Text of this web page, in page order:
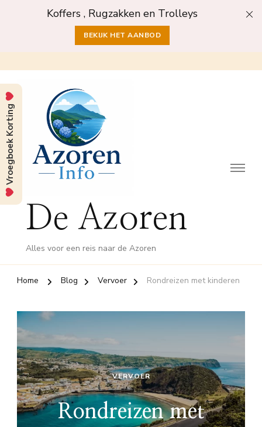
Koffers , Rugzakken en Trolleys
BEKIJK HET AANBOD
De Azoren
Alles voor een reis naar de Azoren
Home Blog Vervoer Rondreizen met kinderen
VERVOER
Rondreizen met
Vroegboek Korting